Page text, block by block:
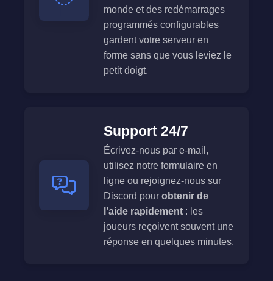
monde et des redémarrages
programmés configurables
gardent votre serveur en
forme sans que vous leviez le
petit doigt.
Support 24/7
Écrivez-nous par e-mail,
utilisez notre formulaire en
ligne ou rejoignez-nous sur
Discord pour obtenir de
l’aide rapidement : les
joueurs reçoivent souvent une
réponse en quelques minutes.